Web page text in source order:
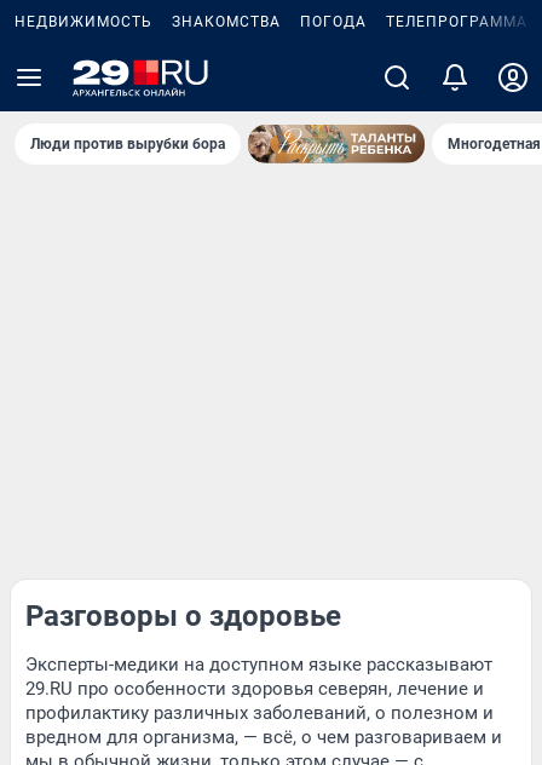
НЕДВИЖИМОСТЬ ЗНАКОМСТВА ПОГОДА ТЕЛЕПРОГРАММА
Люди против вырубки бора
Разговоры о здоровье
Эксперты-медики на доступном языке рассказывают
29.RU про особенности здоровья северян, лечение и
профилактику различных заболеваний, о полезном и
вредном для организма, — всё, о чем разговариваем и